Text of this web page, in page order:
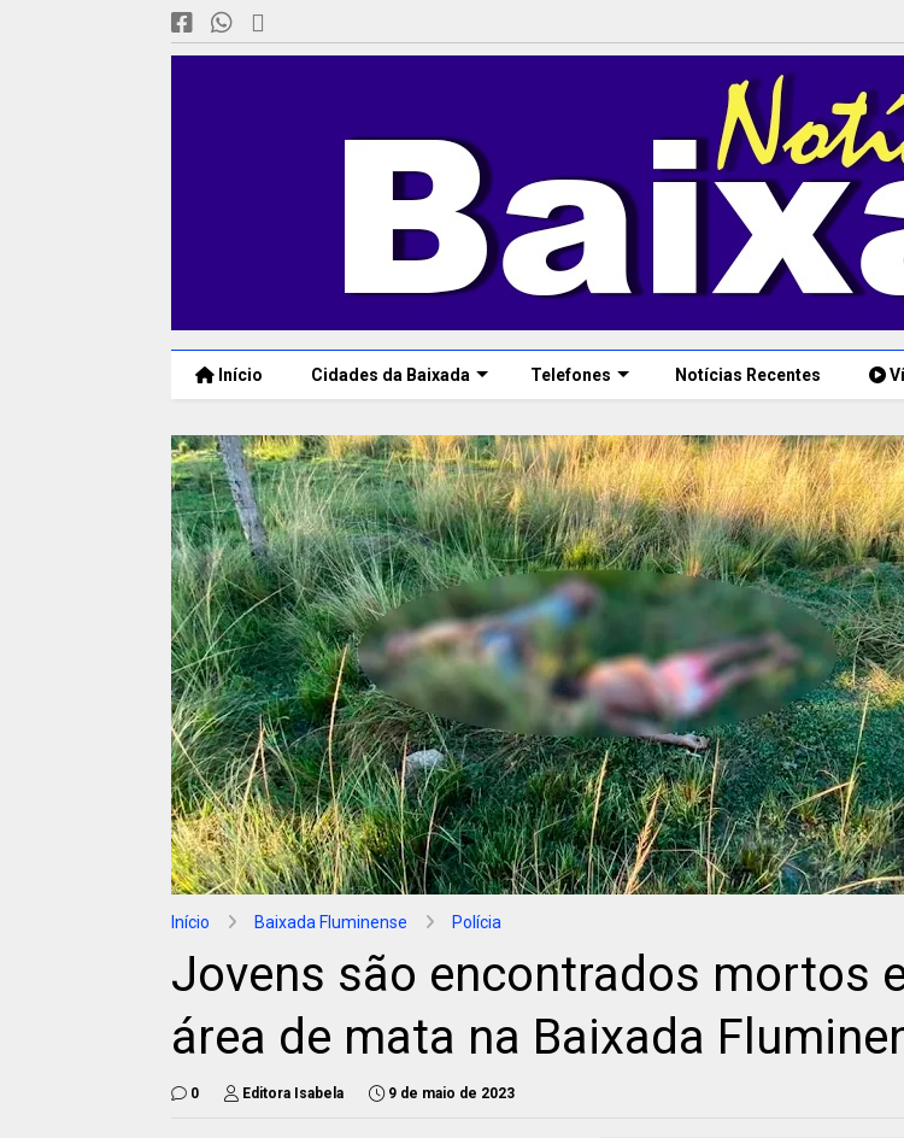
Início Cidades da Baixada Telefones Notícias Recentes
Início Baixada Fluminense Polícia
Jovens são encontrados mortos
área de mata na Baixada
0 Editora Isabela 9 de maio de 2023